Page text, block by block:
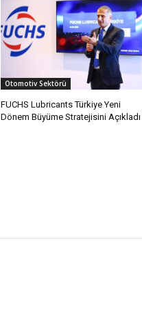
Otomotiv Sektörü
FUCHS Lubricants Türkiye Yeni
Dönem Büyüme Stratejisini Açıkladı